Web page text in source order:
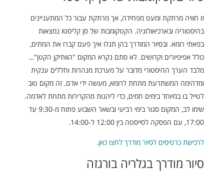
זו חוויה מרתקת ומעט מפחידה, אך מרתקת עבור כל המתעניינים
בהיסטוריה ובארכיאולוגיה. הקטקומבות של סן קליסטו נמצאות
בפאתי רומא. ובסיור המודרך בהן תגלו איך פעם קברו את המתים,
כולל אפיפיורים וקדושים. לא סתם נקרא המקום "הוותיקן הקטן"…
מלבד הערך ההיסטורי מדובר על מערכת מנהרות וחללים ענקית
ומדהימה המשתרעת מתחת לרומא, מעשה ידי אדם. זה מקום טוב
לטייל בו במיוחד בימים חמים, כדי ליהנות מהקרירות מתחת לאדמה.
שימו לב, המקום סגור בימי רביעי ובשאר השבוע פתוח מ-9:30 עד
17:00, עם הפסקה לסייסטה בין 12:00 ל-14:00.
לרכישת כרטיסים לסיור מודרך לחצו כאן.
סיור מודרך בגלריה בורגזה